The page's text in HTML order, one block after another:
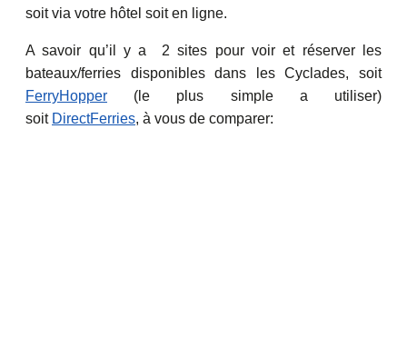
soit via votre hôtel soit en ligne.
A savoir qu’il y a 2 sites pour voir et réserver les
bateaux/ferries disponibles dans les Cyclades, soit
FerryHopper (le plus simple a utiliser)
soit DirectFerries, à vous de comparer: